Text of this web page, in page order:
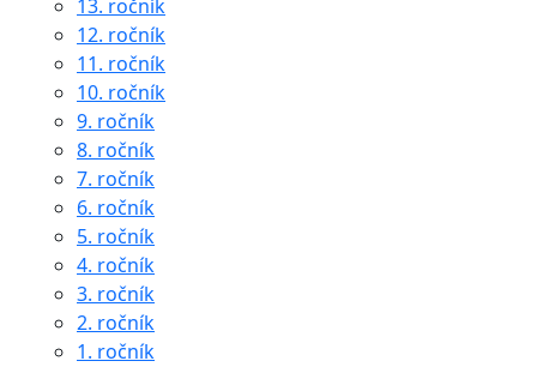
13. ročník
12. ročník
11. ročník
10. ročník
9. ročník
8. ročník
7. ročník
6. ročník
5. ročník
4. ročník
3. ročník
2. ročník
1. ročník